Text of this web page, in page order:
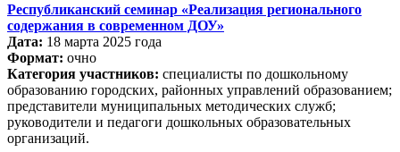
Республиканский семинар «Реализация регионального
содержания в современном ДОУ»
Дата: 18 марта 2025 года
Формат: очно
Категория участников: специалисты по дошкольному
образованию городских, районных управлений образованием;
представители муниципальных методических служб;
руководители и педагоги дошкольных образовательных
организаций.